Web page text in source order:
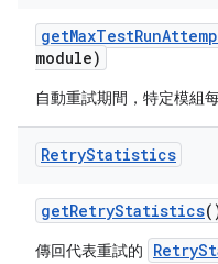
getMaxTestRun
module)
自動重試期間，特定模組
RetryStatistics
getRetryStatistics
傳回代表重試的